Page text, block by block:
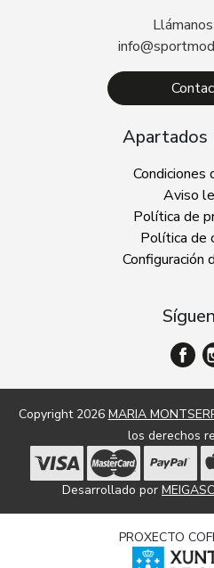
Apartados
Condiciones
Aviso
Política de
Política de
Configuración
Copyright 2026 MARIA
los derechos
Desarrollado por
PROXECTO